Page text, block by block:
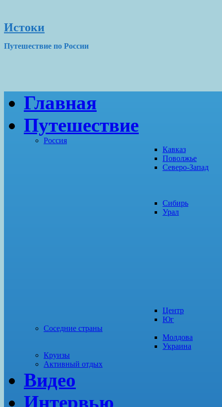
Истоки
Путешествие по России
Главная
Путешествие
Россия
Кавказ
Поволжье
Северо-Запад
Сибирь
Урал
Центр
Юг
Соседние страны
Молдова
Украина
Круизы
Активный отдых
Видео
Интервью